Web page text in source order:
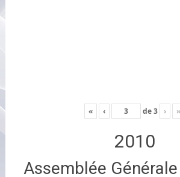
« ‹ de3 › »
2010
Assemblée